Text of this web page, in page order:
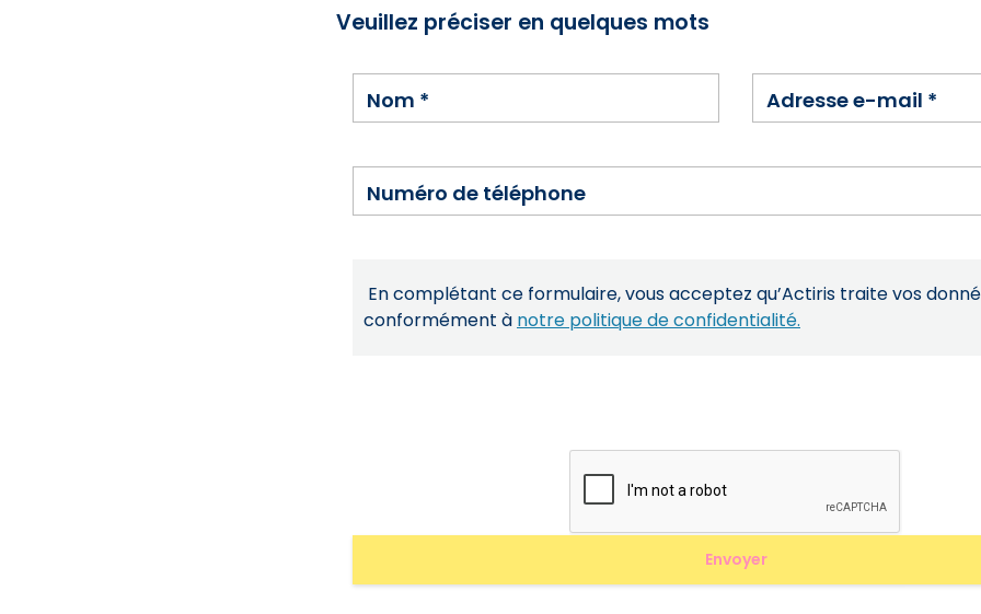
Veuillez préciser en quelques mots
Nom * Adresse e-mail *
Numéro de téléphone
En complétant ce formulaire, vous acceptez qu’Actiris traite vos
conformément à notre politique de confidentialité.